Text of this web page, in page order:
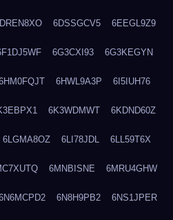
6DSSGCV5 6EEGL9Z9
6G3CXI93 6G3KEGYN
6HWL9A3P 6I5IUH76
6K3WDMWT 6KDND60Z
6LGMA8OZ 6LI78JDL 6LL59T6X
6MNBISNE 6MRU4GHW
6N8H9PB2 6NS1JPER